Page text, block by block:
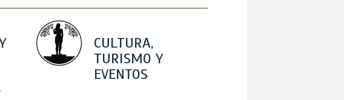
CULTURA,
TURISMO Y
EVENTOS